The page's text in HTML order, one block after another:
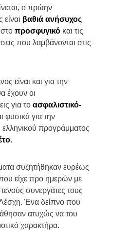
ο πρώην
βαθιά ανήσυχος
στο προσφυγικό και τις
που λαμβάνονται στις
είναι και για την
έχουν οι
για το ασφαλιστικό-
φυσικά για την
ελληνικού προγράμματος
συζητήθηκαν ευρέως
είχε προ ημερών με
συνεργάτες τους
Ένα δείπνο που
ατυχώς να του
χαρακτήρα.